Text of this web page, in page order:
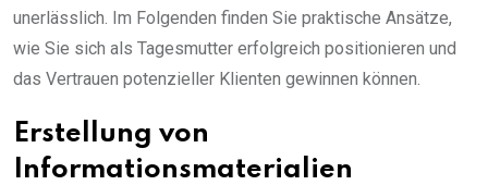
unerlässlich. Im Folgenden finden Sie praktische Ansätze,
wie Sie sich als Tagesmutter erfolgreich positionieren und
das Vertrauen potenzieller Klienten gewinnen können.
Erstellung von
Informationsmaterialien